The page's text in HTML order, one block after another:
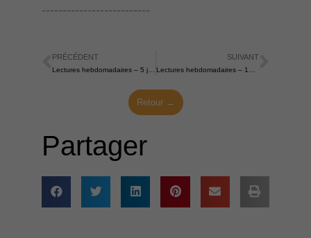
--------------------------
Précédent
PRÉCÉDENT
Lectures hebdomadaires – 5 juin 2022
SUIVANT
Lectures hebdomadaires – 19 juin 2022
Retour →
Partager